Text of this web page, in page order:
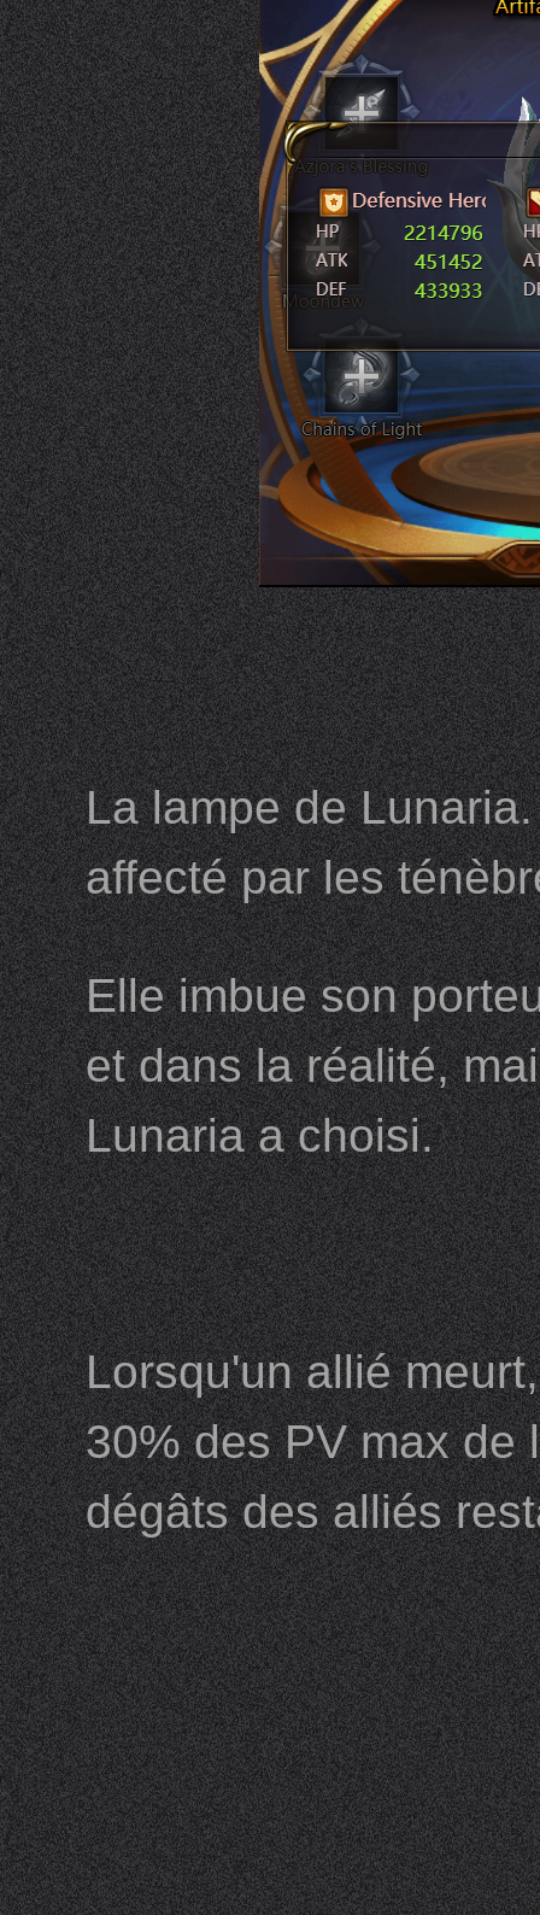
La lampe de
affecté par les
Elle imbue son
et dans la réalité,
Lunaria a choisi.
Lorsqu'un allié
30% des PV max de
dégâts des alliés